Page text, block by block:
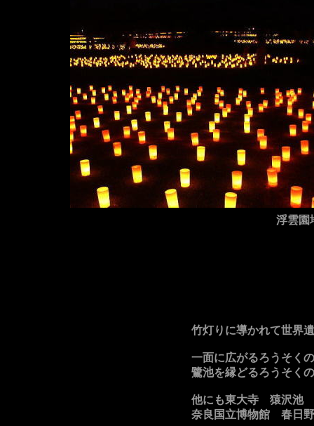
竹灯りに導かれて世界
一面に広がるろうそく
鷺池を縁どるろうそく
他にも東大寺 猿沢
奈良国立博物館 春日野
浮雲園